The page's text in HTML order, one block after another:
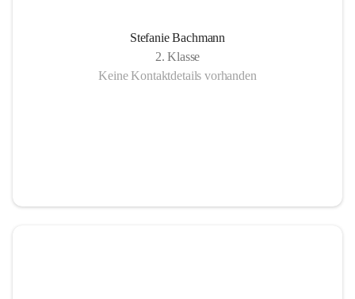
Stefanie Bachmann
2. Klasse
Keine Kontaktdetails vorhanden